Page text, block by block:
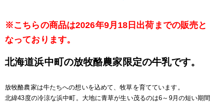
※こちらの商品は2026年9月18日出荷までの販売と
なっております。
北海道浜中町の放牧酪農家限定の牛乳です。
放牧酪農家は牛たちへの想いを込めて、牧草を育てています。
北緯43度の冷涼な浜中町。大地に青草が生い茂るのは6～9月の短い期間